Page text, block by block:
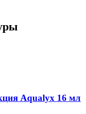
Aqualyx 16 мл